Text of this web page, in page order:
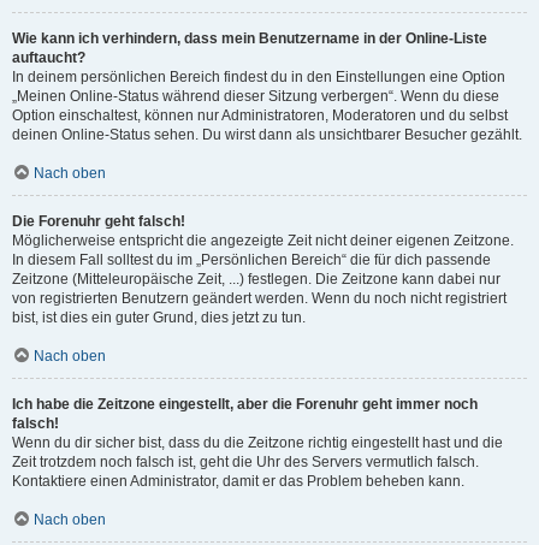
Wie kann ich verhindern, dass mein Benutzername in der Online-Liste
auftaucht?
In deinem persönlichen Bereich findest du in den Einstellungen eine Option
„Meinen Online-Status während dieser Sitzung verbergen“. Wenn du diese
Option einschaltest, können nur Administratoren, Moderatoren und du selbst
deinen Online-Status sehen. Du wirst dann als unsichtbarer Besucher gezählt.
Nach oben
Die Forenuhr geht falsch!
Möglicherweise entspricht die angezeigte Zeit nicht deiner eigenen Zeitzone.
In diesem Fall solltest du im „Persönlichen Bereich“ die für dich passende
Zeitzone (Mitteleuropäische Zeit, ...) festlegen. Die Zeitzone kann dabei nur
von registrierten Benutzern geändert werden. Wenn du noch nicht registriert
bist, ist dies ein guter Grund, dies jetzt zu tun.
Nach oben
Ich habe die Zeitzone eingestellt, aber die Forenuhr geht immer noch
falsch!
Wenn du dir sicher bist, dass du die Zeitzone richtig eingestellt hast und die
Zeit trotzdem noch falsch ist, geht die Uhr des Servers vermutlich falsch.
Kontaktiere einen Administrator, damit er das Problem beheben kann.
Nach oben